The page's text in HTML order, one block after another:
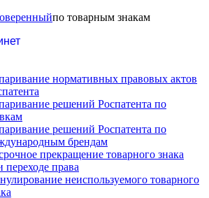
по товарным знакам
нормативных правовых актов
решений Роспатента по
решений Роспатента по
брендам
прекращение товарного знака
переходе права
неиспользуемого товарного